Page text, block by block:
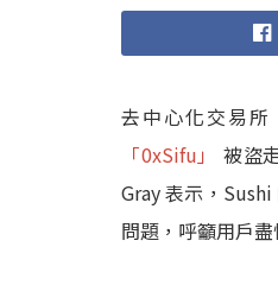
去中心化交易
「0xSifu」
被盜
Gray 表示，
問題，呼籲用戶